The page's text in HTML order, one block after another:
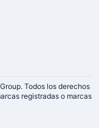
Todos los derechos
registradas o marcas